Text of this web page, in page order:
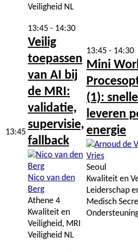
Veiligheid NL
13:45
13:45 - 14:30
Veilig
toepassen
van AI bij
de MRI:
validatie,
supervisie,
fallback
Nico van den
Berg
Athene 4
Kwaliteit en
Veiligheid, MRI
Veiligheid NL
13:45 - 14:30
Mini
(1):
leveren
energie
Vries
Seoul
Kwaliteit en
Leiderschap
Medisch